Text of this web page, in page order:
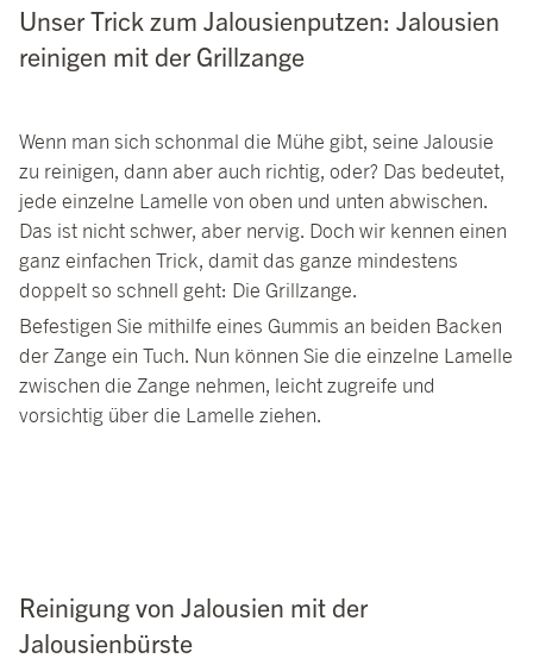
Unser Trick zum Jalousienputzen: Jalousien
reinigen mit der Grillzange
Wenn man sich schonmal die Mühe gibt, seine Jalousie
zu reinigen, dann aber auch richtig, oder? Das bedeutet,
jede einzelne Lamelle von oben und unten abwischen.
Das ist nicht schwer, aber nervig. Doch wir kennen einen
ganz einfachen Trick, damit das ganze mindestens
doppelt so schnell geht: Die Grillzange.
Befestigen Sie mithilfe eines Gummis an beiden Backen
der Zange ein Tuch. Nun können Sie die einzelne Lamelle
zwischen die Zange nehmen, leicht zugreife und
vorsichtig über die Lamelle ziehen.
Reinigung von Jalousien mit der
Jalousienbürste